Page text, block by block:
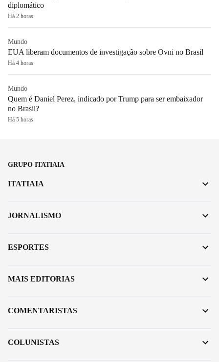
diplomático
Há 2 horas
Mundo
EUA liberam documentos de investigação sobre Ovni no Brasil
Há 4 horas
Mundo
Quem é Daniel Perez, indicado por Trump para ser embaixador
no Brasil?
Há 5 horas
GRUPO ITATIAIA
ITATIAIA
JORNALISMO
ESPORTES
MAIS EDITORIAS
COMENTARISTAS
COLUNISTAS